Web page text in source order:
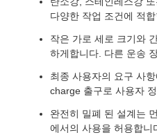
다양한 작업 조건에 적
작은 가로 세로 크기와
하게합니다. 다른 운송
최종 사용자의 요구 사
charge 출구로 사용자
완전히 밀폐 된 설계는
에서의 사용을 허용합니